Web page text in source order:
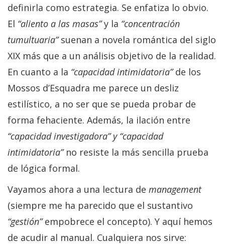
definirla como estrategia. Se enfatiza lo obvio.
El “aliento a las masas”y la “concentración
tumultuaria”suenan a novela romántica del siglo
XIX más que a un análisis objetivo de la realidad.
En cuanto a la “capacidad intimidatoria”de los
Mossos d’Esquadra me parece un desliz
estilístico, a no ser que se pueda probar de
forma fehaciente. Además, la ilación entre
“capacidad investigadora” y “capacidad
intimidatoria”no resiste la más sencilla prueba
de lógica formal.
Vayamos ahora a una lectura de management
(siempre me ha parecido que el sustantivo
“gestión”empobrece el concepto). Y aquí hemos
de acudir al manual. Cualquiera nos sirve: